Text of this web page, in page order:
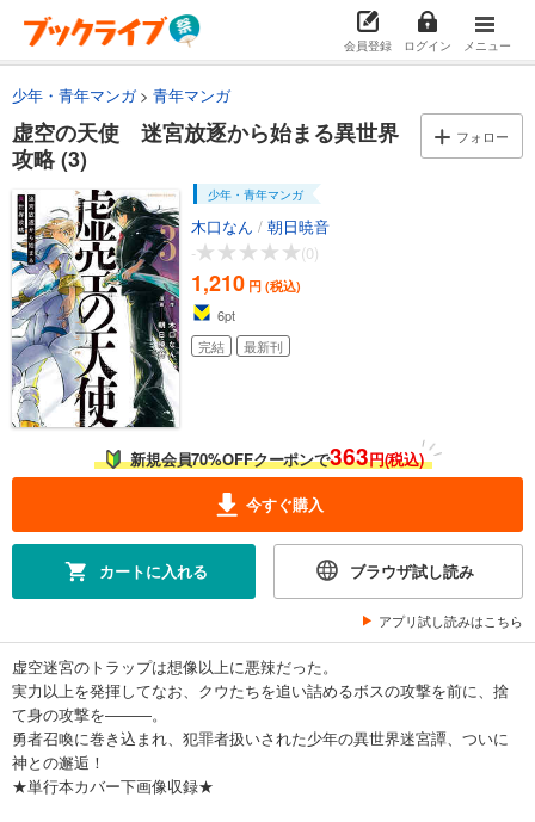
会員登録 ログイン メニュー
少年・青年マンガ 青年マンガ
虚空の天使 迷宮放逐から始まる異世界
攻略 (3)
フォロー
少年・青年マンガ
木口なん / 朝日暁音
-
(0)
1,210 円 (税込)
6pt
完結
最新刊
新規会員70%OFFクーポンで363円(税込)
今すぐ購入
カートに入れる ブラウザ試し読み
アプリ試し読みはこちら
虚空迷宮のトラップは想像以上に悪辣だった。
実力以上を発揮してなお、クウたちを追い詰めるボスの攻撃を前に、捨
て身の攻撃を―――。
勇者召喚に巻き込まれ、犯罪者扱いされた少年の異世界迷宮譚、ついに
神との邂逅！
★単行本カバー下画像収録★